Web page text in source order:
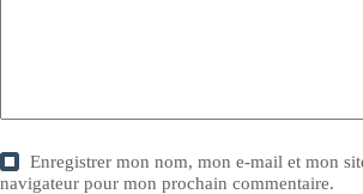
Enregistrer mon nom, mon e-mail et mon
navigateur pour mon prochain commentaire.